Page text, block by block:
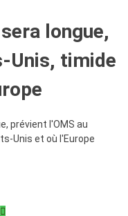
longue,
Unis, timide
prévient l'OMS au
Unis et où l'Europe